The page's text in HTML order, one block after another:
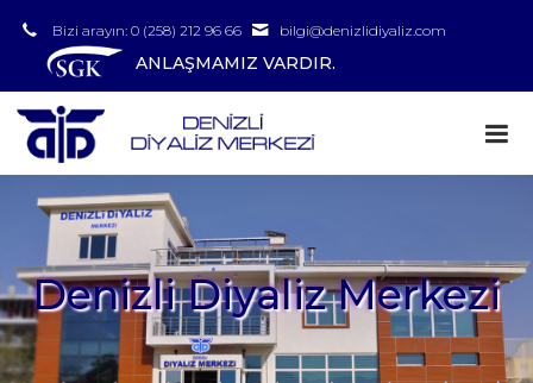
Bizi arayın: 0 (258) 212 96 66 bilgi@denizlidiyaliz.com
ANLAŞMAMIZ VARDIR.
Denizli Diyaliz Merkezi